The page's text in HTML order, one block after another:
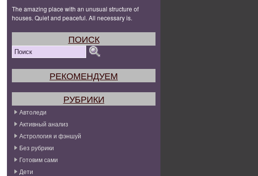
The amazing place with an unusual structure of
houses. Quiet and peaceful. All necessary is.
ПОИСК
РЕКОМЕНДУЕМ
РУБРИКИ
Автоледи
Активный анализ
Астрология и фэншуй
Без рубрики
Готовим сами
Дети